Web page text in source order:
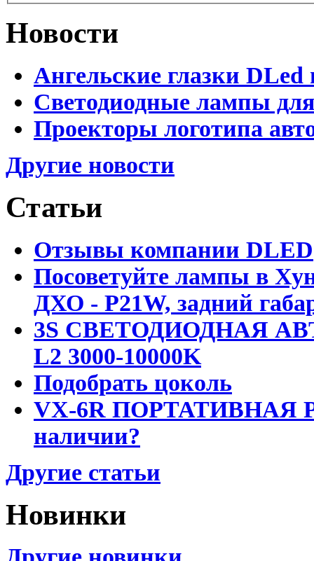
Новости
Ангельские глазки DLed
Светодиодные лампы
Проекторы логотипа
Другие новости
Статьи
Отзывы компании DLED
Посоветуйте лампы в
ДХО - P21W, задний
3S СВЕТОДИОДНАЯ
L2 3000-10000K
Подобрать цоколь
VX-6R ПОРТАТИВНАЯ
наличии?
Другие статьи
Новинки